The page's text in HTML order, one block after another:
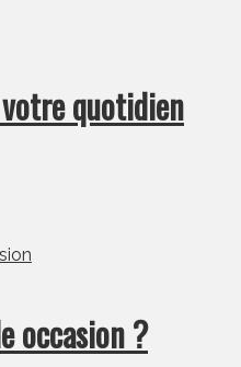
quotidien
occasion ?